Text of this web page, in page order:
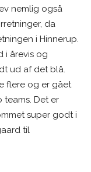
nemlig også
da
i Hinnerup.
i årevis og
ud af det blå.
flere og er gået
Det er
super godt i
til